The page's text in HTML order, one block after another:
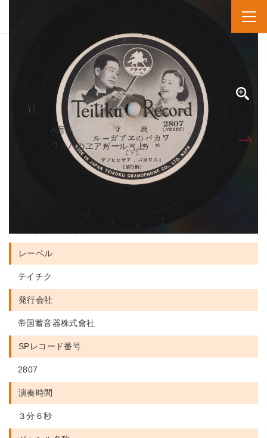
SPレコード
ワカバノエアガール
資料番号：SPH2991301397B
ワカバのヱアガール（下）
A面へ
ワカバのヱアガール（上）
アサヒヒノデ 実演家
レーベル
テイチク
発行会社
帝国蓄音器株式會社
SPレコード番号
2807
演奏時間
３分６秒